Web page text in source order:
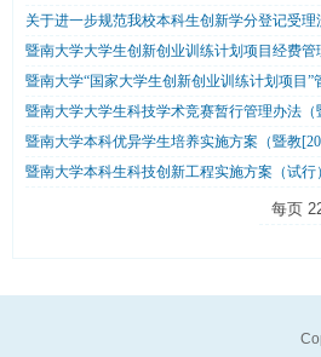
关于进一步规范我校本科生创新学分登记受理
暨南大学大学生创新创业训练计划项目经费管
暨南大学“国家大学生创新创业训练计划项目
暨南大学大学生科技学术竞赛暂行管理办法（
暨南大学本科优异学生培养实施方案（暨教
暨南大学本科生科技创新工程实施方案（试行
每页